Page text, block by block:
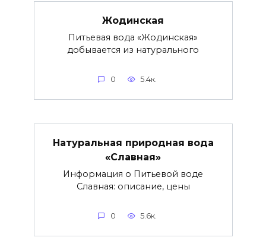
Жодинская
Питьевая вода «Жодинская»
добывается из натурального
0 5.4к.
Натуральная природная вода
«Славная»
Информация о Питьевой воде
Славная: описание, цены
0 5.6к.